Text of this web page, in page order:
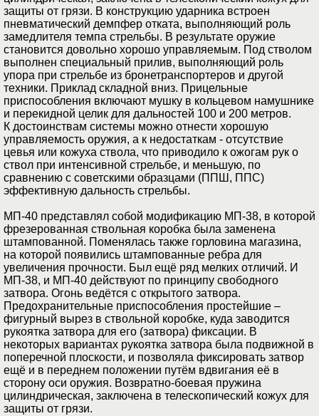
защиты от грязи. В конструкцию ударника встроен
пневматический демпфер отката, выполняющий роль
замедлителя темпа стрельбы. В результате оружие
становится довольно хорошо управляемым. Под стволом
выполнен специальный прилив, выполняющий роль
упора при стрельбе из бронетранспортеров и другой
техники. Приклад складной вниз. Прицельные
приспособления включают мушку в кольцевом намушнике
и перекидной целик для дальностей 100 и 200 метров.
К достоинствам системы можно отнести хорошую
управляемость оружия, а к недостаткам - отсутствие
цевья или кожуха ствола, что приводило к ожогам рук о
ствол при интенсивной стрельбе, и меньшую, по
сравнению с советскими образцами (ППШ, ППС)
эффективную дальность стрельбы.
МП-40 представлял собой модификацию МП-38, в которой
фрезерованная ствольная коробка была заменена
штампованной. Поменялась также горловина магазина,
на которой появились штампованные ребра для
увеличения прочности. Был ещё ряд мелких отличий. И
МП-38, и МП-40 действуют по принципу свободного
затвора. Огонь ведётся с открытого затвора.
Предохранительные приспособления простейшие –
фигурный вырез в ствольной коробке, куда заводится
рукоятка затвора для его (затвора) фиксации. В
некоторых вариантах рукоятка затвора была подвижной в
поперечной плоскости, и позволяла фиксировать затвор
ещё и в переднем положении путём вдвигания её в
сторону оси оружия. Возвратно-боевая пружина
цилиндрическая, заключена в телескопический кожух для
защиты от грязи.